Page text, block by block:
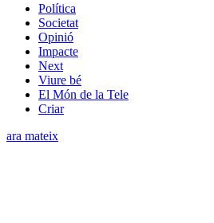
Política
Societat
Opinió
Impacte
Next
Viure bé
El Món de la Tele
Criar
ara mateix